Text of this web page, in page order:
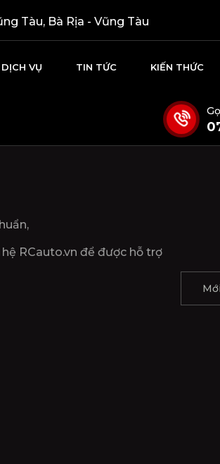
Tàu, Bà Rịa - Vũng Tàu
DỊCH VỤ TIN TỨC KIẾN THỨC
RCauto.vn để được hỗ trợ